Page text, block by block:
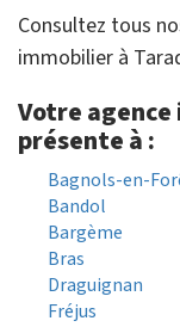
Consultez tous
immobilier à
Votre
présente à :
Bagnols-en-
Bandol
Bargème
Bras
Draguignan
Fréjus